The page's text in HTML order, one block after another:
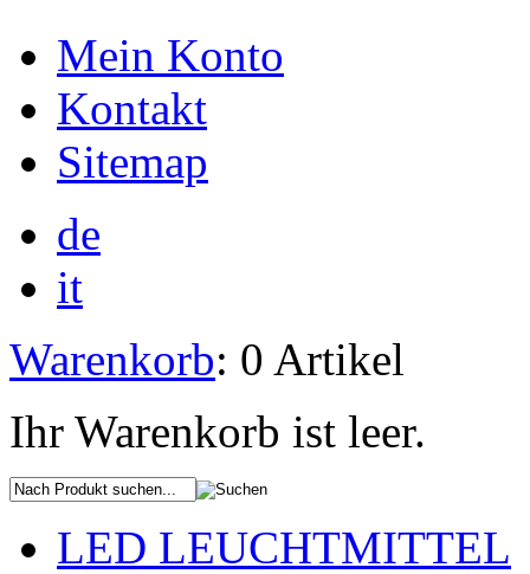
Mein Konto
Kontakt
Sitemap
de
it
Warenkorb: 0 Artikel
Ihr Warenkorb ist leer.
LED LEUCHTMITTEL